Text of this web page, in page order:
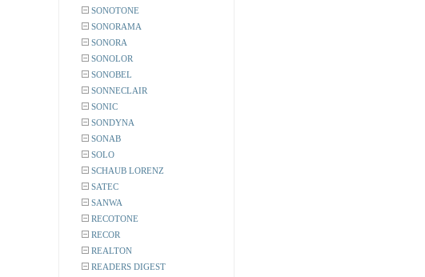
SONOTONE
SONORAMA
SONORA
SONOLOR
SONOBEL
SONNECLAIR
SONIC
SONDYNA
SONAB
SOLO
SCHAUB LORENZ
SATEC
SANWA
RECOTONE
RECOR
REALTON
READERS DIGEST